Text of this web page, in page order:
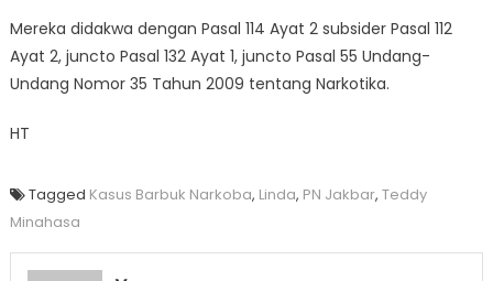
Mereka didakwa dengan Pasal 114 Ayat 2 subsider Pasal 112
Ayat 2, juncto Pasal 132 Ayat 1, juncto Pasal 55 Undang-
Undang Nomor 35 Tahun 2009 tentang Narkotika.
HT
Tagged Kasus Barbuk Narkoba, Linda, PN Jakbar, Teddy
Minahasa